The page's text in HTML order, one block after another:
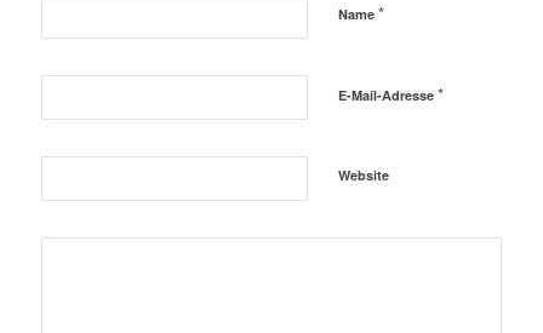
Name *
E-Mail-Adresse *
Website